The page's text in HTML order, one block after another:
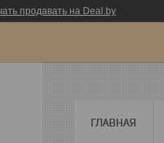
продавать на Deal.by
ГЛАВНАЯ